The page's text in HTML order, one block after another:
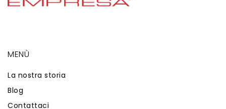
MENÙ
La nostra storia
Blog
Contattaci